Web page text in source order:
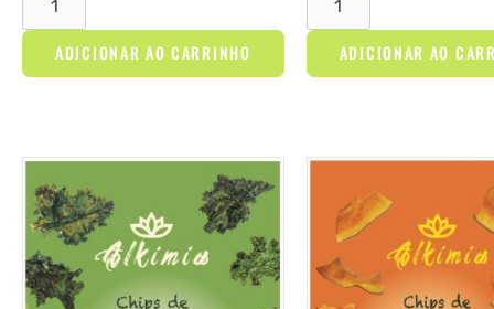
ADICIONAR AO CARRINHO ADICIONAR AO